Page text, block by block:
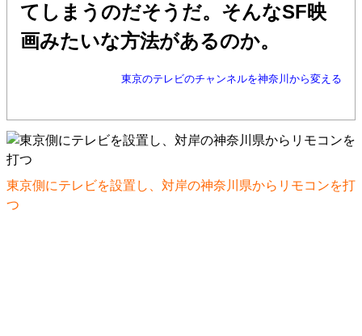
てしまうのだそうだ。そんなSF映
画みたいな方法があるのか。
東京のテレビのチャンネルを神奈川から変える
東京側にテレビを設置し、対岸の神奈川県からリモコンを打
つ